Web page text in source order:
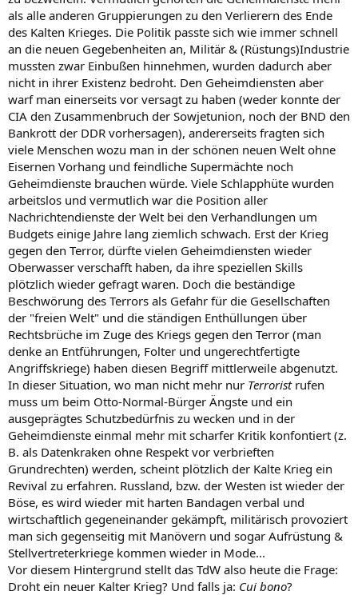
als alle anderen Gruppierungen zu den Verlierern des Ende
des Kalten Krieges. Die Politik passte sich wie immer schnell
an die neuen Gegebenheiten an, Militär & (Rüstungs)Industrie
mussten zwar Einbußen hinnehmen, wurden dadurch aber
nicht in ihrer Existenz bedroht. Den Geheimdiensten aber
warf man einerseits vor versagt zu haben (weder konnte der
CIA den Zusammenbruch der Sowjetunion, noch der BND den
Bankrott der DDR vorhersagen), andererseits fragten sich
viele Menschen wozu man in der schönen neuen Welt ohne
Eisernen Vorhang und feindliche Supermächte noch
Geheimdienste brauchen würde. Viele Schlapphüte wurden
arbeitslos und vermutlich war die Position aller
Nachrichtendienste der Welt bei den Verhandlungen um
Budgets einige Jahre lang ziemlich schwach. Erst der Krieg
gegen den Terror, dürfte vielen Geheimdiensten wieder
Oberwasser verschafft haben, da ihre speziellen Skills
plötzlich wieder gefragt waren. Doch die beständige
Beschwörung des Terrors als Gefahr für die Gesellschaften
der "freien Welt" und die ständigen Enthüllungen über
Rechtsbrüche im Zuge des Kriegs gegen den Terror (man
denke an Entführungen, Folter und ungerechtfertigte
Angriffskriege) haben diesen Begriff mittlerweile abgenutzt.
In dieser Situation, wo man nicht mehr nur Terroristrufen
muss um beim Otto-Normal-Bürger Ängste und ein
ausgeprägtes Schutzbedürfnis zu wecken und in der
Geheimdienste einmal mehr mit scharfer Kritik konfontiert (z.
B. als Datenkraken ohne Respekt vor verbrieften
Grundrechten) werden, scheint plötzlich der Kalte Krieg ein
Revival zu erfahren. Russland, bzw. der Westen ist wieder der
Böse, es wird wieder mit harten Bandagen verbal und
wirtschaftlich gegeneinander gekämpft, militärisch provoziert
man sich gegenseitig mit Manövern und sogar Aufrüstung &
Stellvertreterkriege kommen wieder in Mode...
Vor diesem Hintergrund stellt das TdW also heute die Frage:
Droht ein neuer Kalter Krieg? Und falls ja: Cui bono?